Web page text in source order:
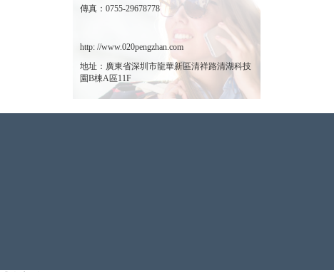
傳真：0755-29678778
http: //www.020pengzhan.com
地址：廣東省深圳市龍華新區清祥路清湖科技
園B棟A區11F